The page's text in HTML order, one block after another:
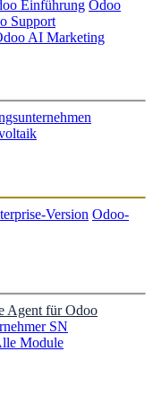
Einführung Odoo
Support
AI Marketing
Version Odoo-
Agent für Odoo
SN
Module